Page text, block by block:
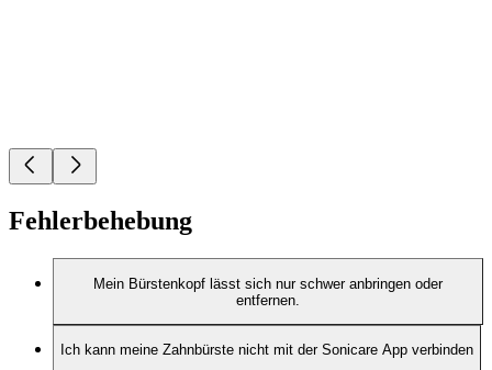
Fehlerbehebung
Mein Bürstenkopf lässt sich nur schwer anbringen oder
entfernen.
Ich kann meine Zahnbürste nicht mit der Sonicare App verbinden